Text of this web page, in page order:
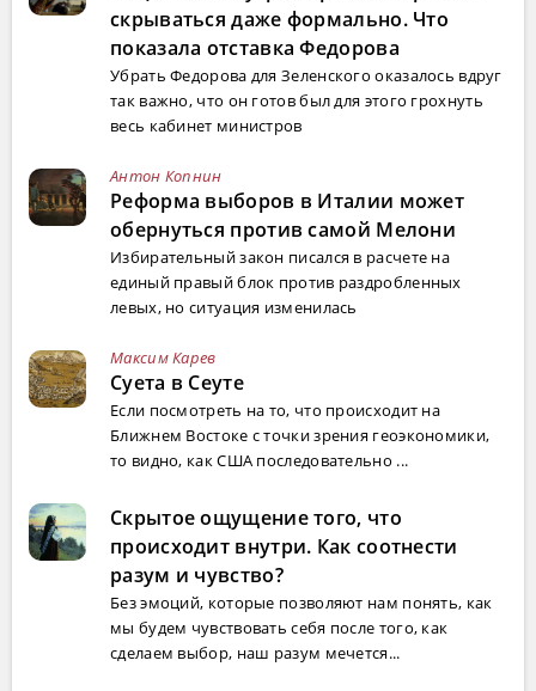
скрываться даже формально. Что
показала отставка Федорова
Убрать Федорова для Зеленского оказалось вдруг
так важно, что он готов был для этого грохнуть
весь кабинет министров
Антон Копнин
Реформа выборов в Италии может
обернуться против самой Мелони
Избирательный закон писался в расчете на
единый правый блок против раздробленных
левых, но ситуация изменилась
Максим Карев
Суета в Сеуте
Если посмотреть на то, что происходит на
Ближнем Востоке с точки зрения геоэкономики,
то видно, как США последовательно ...
Скрытое ощущение того, что
происходит внутри. Как соотнести
разум и чувство?
Без эмоций, которые позволяют нам понять, как
мы будем чувствовать себя после того, как
сделаем выбор, наш разум мечется...